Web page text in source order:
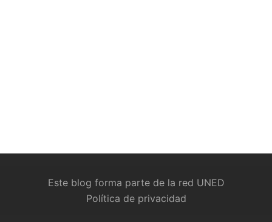
Este blog forma parte de la red UNED
Política de privacidad